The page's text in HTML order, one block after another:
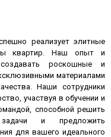
реализует элитные
квартир. Наш опыт и
роскошные и
материалами
Наши сотрудники
участвуя в обучении и
способной решить
и предложить
для вашего идеального